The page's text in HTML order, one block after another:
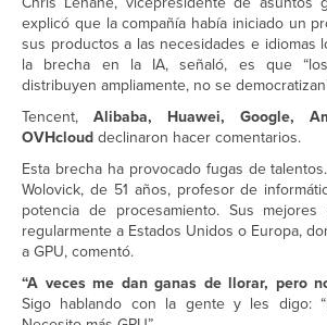
explicó que la compañía había iniciado un
sus productos a las necesidades e idiomas
la brecha en la IA, señaló, es que
distribuyen ampliamente, no se
Tencent, Alibaba, Huawei, Google,
OVHclouddeclinaron hacer comentarios.
Esta brecha ha provocado fugas de
Wolovick, de 51 años, profesor de
potencia de procesamiento. Sus
regularmente a Estados Unidos o Europa,
a GPU, comentó.
“A veces me dan ganas de llorar, pero
Sigo hablando con la gente y les digo: